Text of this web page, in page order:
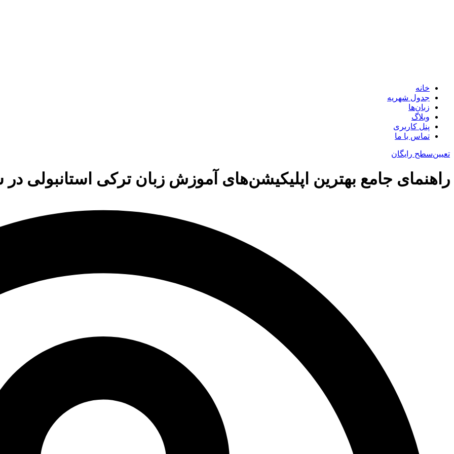
خانه
جدول شهریه
زبان‌ها
وبلاگ
پنل کاربری
تماس با ما
تعیین‌سطح رایگان
راهنمای جامع بهترین اپلیکیشن‌های آموزش زبان ترکی استانبولی در